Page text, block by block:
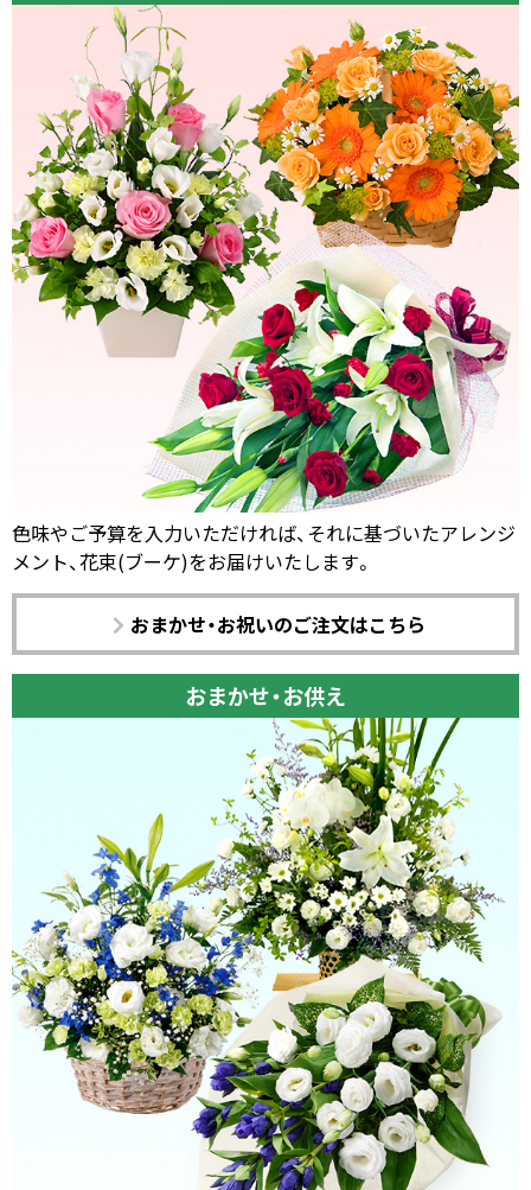
色味やご予算を入力いただければ、それに基づいたアレンジ
メント、花束(ブーケ)をお届けいたします。
おまかせ・お祝いのご注文はこちら
おまかせ・お供え